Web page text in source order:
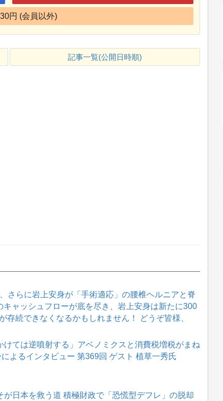
円 (会員以外)
記事一覧(公開日時順)
さらに岩上安身が「手術適応」の腰椎ヘルニアと脊
ャッシュフローが底を尽き、岩上安身は新たに300
存続できなくなるかもしれません！ どうぞ皆様、
けては逆噴射する」アベノミクスと消費税増税がまね
よるインタビュー 第369回 ゲスト 植草一秀氏
が日本を救う道 積極財政で「恐慌型デフレ」の脱却